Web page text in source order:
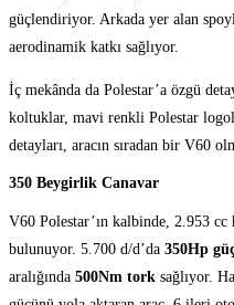
güçlendiriyor. Arkada yer alan
aerodinamik katkı sağlıyor.
İç mekânda da Polestar’a özgü
koltuklar, mavi renkli Polestar
detayları, aracın sıradan bir V60
350 Beygirlik Canavar
V60 Polestar’ın kalbinde, 2.953
bulunuyor. 5.700 d/d’da 350Hp
aralığında 500Nm tork sağlıyor.